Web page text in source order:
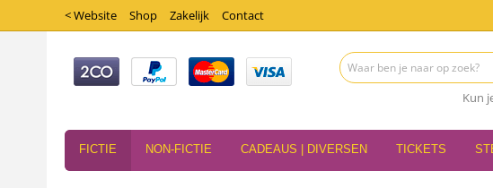
< Website Shop Zakelijk Contact
Kun
FICTIE NON-FICTIE CADEAUS | DIVERSEN TICKETS